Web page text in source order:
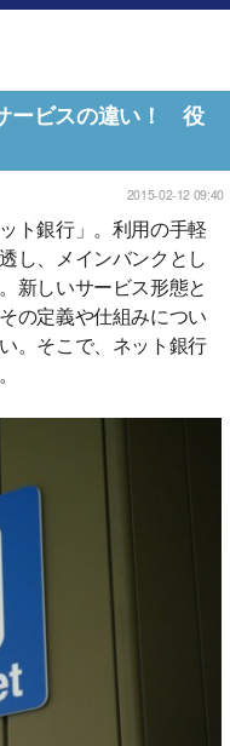
ービスの違い！ 役
2015-02-12 09:40
ト銀行」。利用の手軽
し、メインバンクとし
新しいサービス形態と
の定義や仕組みについ
。そこで、ネット銀行